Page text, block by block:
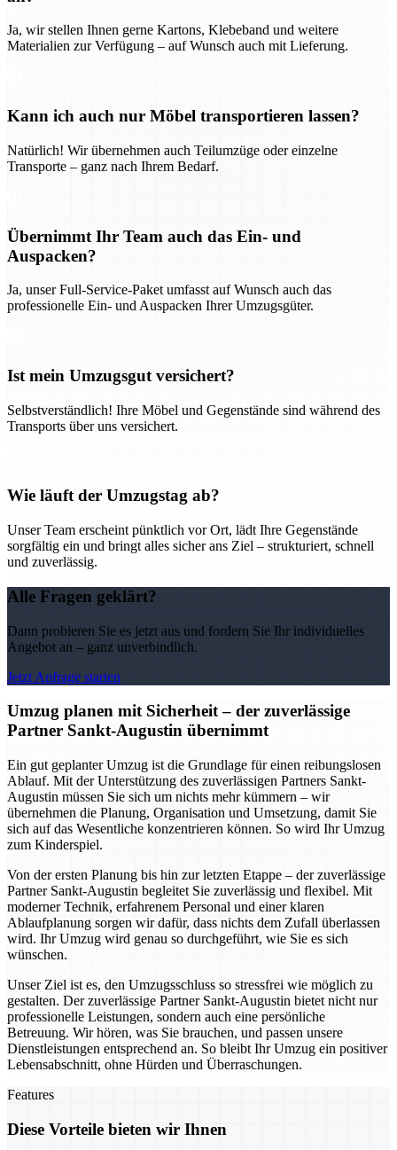
Ja, wir stellen Ihnen gerne Kartons, Klebeband und weitere
Materialien zur Verfügung – auf Wunsch auch mit Lieferung.
Kann ich auch nur Möbel transportieren lassen?
Natürlich! Wir übernehmen auch Teilumzüge oder einzelne
Transporte – ganz nach Ihrem Bedarf.
Übernimmt Ihr Team auch das Ein- und
Auspacken?
Ja, unser Full-Service-Paket umfasst auf Wunsch auch das
professionelle Ein- und Auspacken Ihrer Umzugsgüter.
Ist mein Umzugsgut versichert?
Selbstverständlich! Ihre Möbel und Gegenstände sind während des
Transports über uns versichert.
Wie läuft der Umzugstag ab?
Unser Team erscheint pünktlich vor Ort, lädt Ihre Gegenstände
sorgfältig ein und bringt alles sicher ans Ziel – strukturiert, schnell
und zuverlässig.
Alle Fragen geklärt?
Dann probieren Sie es jetzt aus und fordern Sie Ihr individuelles
Angebot an – ganz unverbindlich.
Jetzt Anfrage starten
Umzug planen mit Sicherheit – der zuverlässige
Partner Sankt-Augustin übernimmt
Ein gut geplanter Umzug ist die Grundlage für einen reibungslosen
Ablauf. Mit der Unterstützung des zuverlässigen Partners Sankt-
Augustin müssen Sie sich um nichts mehr kümmern – wir
übernehmen die Planung, Organisation und Umsetzung, damit Sie
sich auf das Wesentliche konzentrieren können. So wird Ihr Umzug
zum Kinderspiel.
Von der ersten Planung bis hin zur letzten Etappe – der zuverlässige
Partner Sankt-Augustin begleitet Sie zuverlässig und flexibel. Mit
moderner Technik, erfahrenem Personal und einer klaren
Ablaufplanung sorgen wir dafür, dass nichts dem Zufall überlassen
wird. Ihr Umzug wird genau so durchgeführt, wie Sie es sich
wünschen.
Unser Ziel ist es, den Umzugsschluss so stressfrei wie möglich zu
gestalten. Der zuverlässige Partner Sankt-Augustin bietet nicht nur
professionelle Leistungen, sondern auch eine persönliche
Betreuung. Wir hören, was Sie brauchen, und passen unsere
Dienstleistungen entsprechend an. So bleibt Ihr Umzug ein positiver
Lebensabschnitt, ohne Hürden und Überraschungen.
Features
Diese Vorteile bieten wir Ihnen